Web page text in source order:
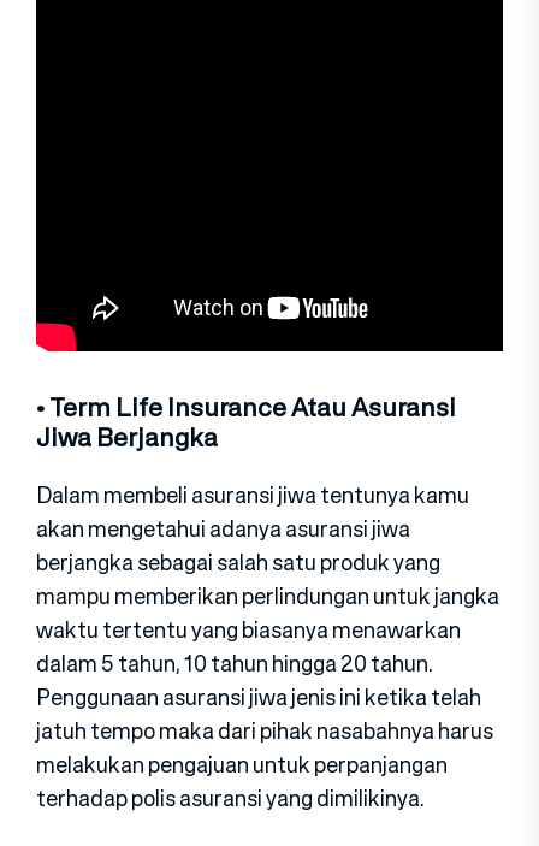
• Term Life Insurance Atau Asuransi
Jiwa Berjangka
Dalam membeli asuransi jiwa tentunya kamu
akan mengetahui adanya asuransi jiwa
berjangka sebagai salah satu produk yang
mampu memberikan perlindungan untuk jangka
waktu tertentu yang biasanya menawarkan
dalam 5 tahun, 10 tahun hingga 20 tahun.
Penggunaan asuransi jiwa jenis ini ketika telah
jatuh tempo maka dari pihak nasabahnya harus
melakukan pengajuan untuk perpanjangan
terhadap polis asuransi yang dimilikinya.